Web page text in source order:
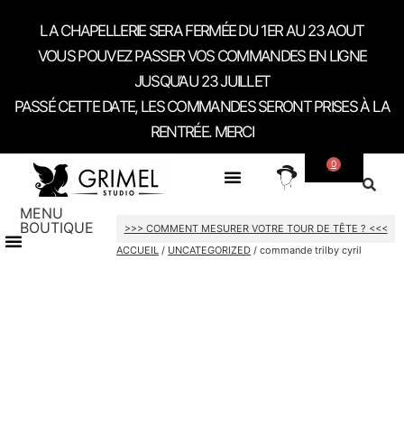
LA CHAPELLERIE SERA FERMÉE DU 1ER AU 23 AOUT
VOUS POUVEZ PASSER VOS COMMANDES EN LIGNE
JUSQU’AU 23 JUILLET
PASSÉ CETTE DATE, LES COMMANDES SERONT PRISES À LA
RENTRÉE. MERCI
0
MENU
BOUTIQUE
>>> COMMENT MESURER VOTRE TOUR DE TÊTE ? <<<
ACCUEIL / UNCATEGORIZED / commande trilby cyril